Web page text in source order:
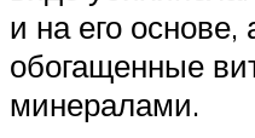
и на его
обогащенные
минералами.